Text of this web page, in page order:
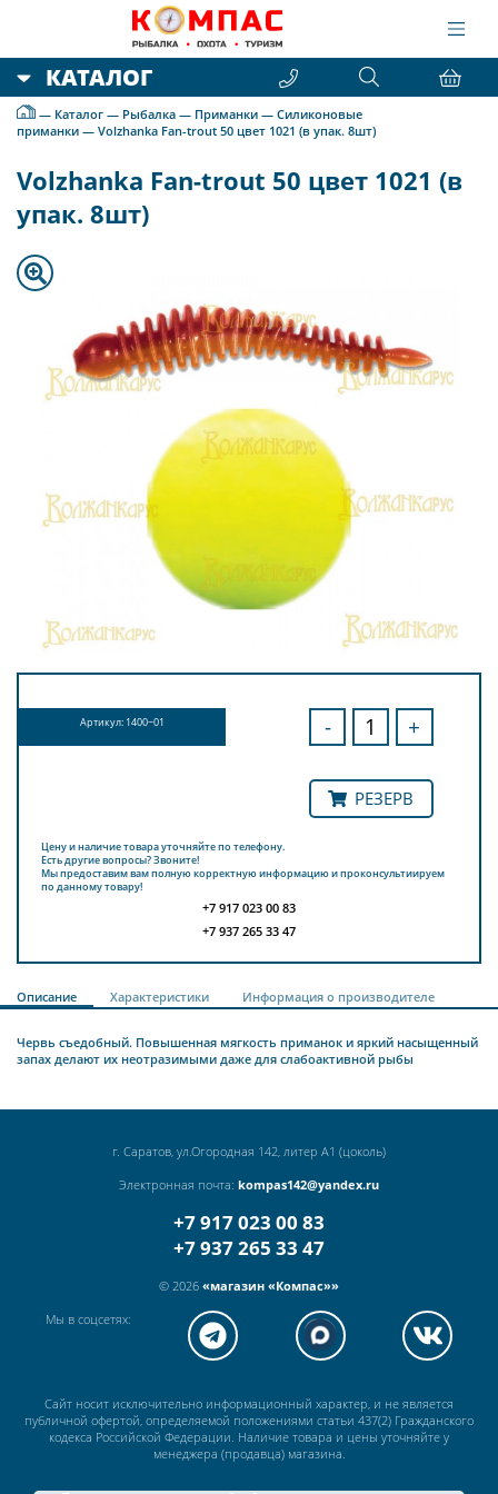
КАТАЛОГ
— Каталог — Рыбалка — Приманки — Силиконовые
приманки — Volzhanka Fan-trout 50 цвет 1021 (в упак. 8шт)
Volzhanka Fan-trout 50 цвет 1021 (в
упак. 8шт)
Артикул: 1400~01 - +
РЕЗЕРВ
Цену и наличие товара уточняйте по телефону.
Есть другие вопросы? Звоните!
Мы предоставим вам полную корректную информацию и проконсультиируем
по данному товару!
+7 917 023 00 83
+7 937 265 33 47
Описание Характеристики Информация о производителе
Червь съедобный. Повышенная мягкость приманок и яркий насыщенный
запах делают их неотразимыми даже для слабоактивной рыбы
г. Саратов, ул.Огородная 142, литер А1 (цоколь)
Электронная почта: kompas142@yandex.ru
+7 917 023 00 83
+7 937 265 33 47
© 2026 «магазин «Компас»»
Мы в соцсетях:
Сайт носит исключительно информационный характер, и не является
публичной офертой, определяемой положениями статьи 437(2) Гражданского
кодекса Российской Федерации. Наличие товара и цены уточняйте у
менеджера (продавца) магазина.